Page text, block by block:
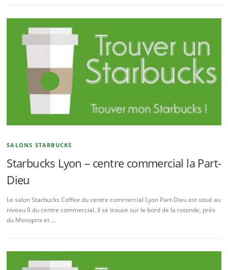
SALONS STARBUCKS
Starbucks Lyon – centre commercial la Part-
Dieu
Le salon Starbucks Coffee du centre commercial Lyon Part-Dieu est situé au
niveau 0 du centre commercial. Il se trouve sur le bord de la rotonde, près
du Monoprix et …